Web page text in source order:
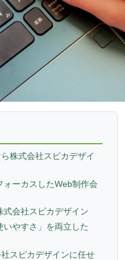
株式会社スピカデザイ
ーカスしたWeb制作会
式会社スピカデザイン
いやすさ」を両立した
スピカデザインに任せ